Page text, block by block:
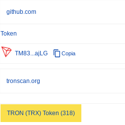
github.com
Token
TM83...ajLG Copia
tronscan.org
TRON (TRX) Token (318)